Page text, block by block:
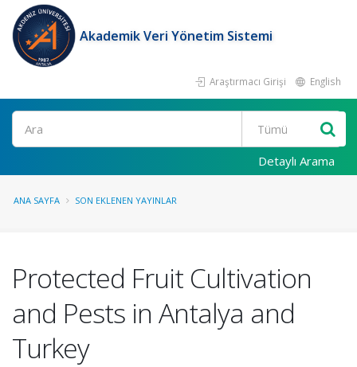
Akademik Veri Yönetim Sistemi
Araştırmacı Girişi English
Ara
Detaylı Arama
ANA SAYFA SON EKLENEN YAYINLAR
Protected Fruit Cultivation
and Pests in Antalya and
Turkey